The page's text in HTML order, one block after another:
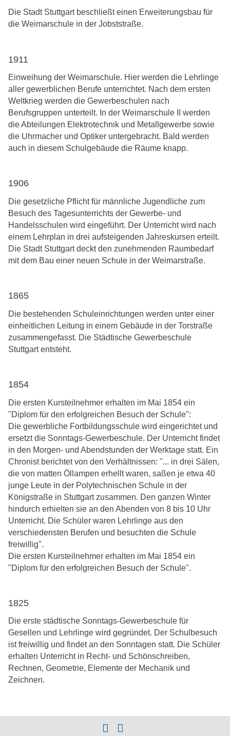
Die Stadt Stuttgart beschließt einen Erweiterungsbau für
die Weimarschule in der Jobststraße.
1911
Einweihung der Weimarschule. Hier werden die Lehrlinge
aller gewerblichen Berufe unterrichtet. Nach dem ersten
Weltkrieg werden die Gewerbeschulen nach
Berufsgruppen unterteilt. In der Weimarschule II werden
die Abteilungen Elektrotechnik und Metallgewerbe sowie
die Uhrmacher und Optiker untergebracht. Bald werden
auch in diesem Schulgebäude die Räume knapp.
1906
Die gesetzliche Pflicht für männliche Jugendliche zum
Besuch des Tagesunterrichts der Gewerbe- und
Handelsschulen wird eingeführt. Der Unterricht wird nach
einem Lehrplan in drei aufsteigenden Jahreskursen erteilt.
Die Stadt Stuttgart deckt den zunehmenden Raumbedarf
mit dem Bau einer neuen Schule in der Weimarstraße.
1865
Die bestehenden Schuleinrichtungen werden unter einer
einheitlichen Leitung in einem Gebäude in der Torstraße
zusammengefasst. Die Städtische Gewerbeschule
Stuttgart entsteht.
1854
Die ersten Kursteilnehmer erhalten im Mai 1854 ein
"Diplom für den erfolgreichen Besuch der Schule":
Die gewerbliche Fortbildungsschule wird eingerichtet und
ersetzt die Sonntags-Gewerbeschule. Der Unterricht findet
in den Morgen- und Abendstunden der Werktage statt. Ein
Chronist berichtet von den Verhältnissen: "... in drei Sälen,
die von matten Öllampen erhellt waren, saßen je etwa 40
junge Leute in der Polytechnischen Schule in der
Königstraße in Stuttgart zusammen. Den ganzen Winter
hindurch erhielten sie an den Abenden von 8 bis 10 Uhr
Unterricht. Die Schüler waren Lehrlinge aus den
verschiedensten Berufen und besuchten die Schule
freiwillig".
Die ersten Kursteilnehmer erhalten im Mai 1854 ein
"Diplom für den erfolgreichen Besuch der Schule".
1825
Die erste städtische Sonntags-Gewerbeschule für
Gesellen und Lehrlinge wird gegründet. Der Schulbesuch
ist freiwillig und findet an den Sonntagen statt. Die Schüler
erhalten Unterricht in Recht- und Schönschreiben,
Rechnen, Geometrie, Elemente der Mechanik und
Zeichnen.